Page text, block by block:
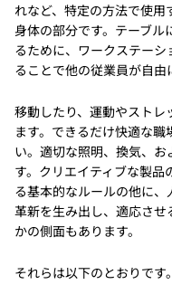
れなど、特定の方法で使
身体の部分です。テーブル
るために、ワークステー
ることで他の従業員が自由
移動したり、運動やスト
ます。できるだけ快適な
い。適切な照明、換気、
す。クリエイティブな製
る基本的なルールの他に
革新を生み出し、適応さ
かの側面もあります。
それらは以下のとおりです。